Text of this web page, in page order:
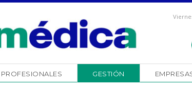
PROFESIONALES GESTIÓN